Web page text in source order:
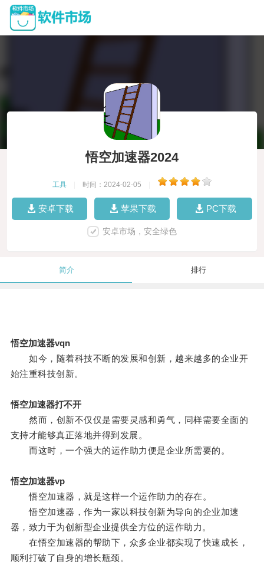
悟空加速器2024
工具 时间：2024-02-05
安卓下载 苹果下载 PC下载
安卓市场，安全绿色
简介 排行
悟空加速器vqn
如今，随着科技不断的发展和创新，越来越多的企业开
始注重科技创新。
悟空加速器打不开
然而，创新不仅仅是需要灵感和勇气，同样需要全面的
支持才能够真正落地并得到发展。
而这时，一个强大的运作助力便是企业所需要的。
悟空加速器vp
悟空加速器，就是这样一个运作助力的存在。
悟空加速器，作为一家以科技创新为导向的企业加速
器，致力于为创新型企业提供全方位的运作助力。
在悟空加速器的帮助下，众多企业都实现了快速成长，
顺利打破了自身的增长瓶颈。